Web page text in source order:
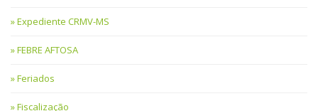
Expediente CRMV-MS
FEBRE AFTOSA
Feriados
Fiscalização